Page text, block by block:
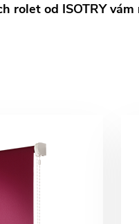
rolet od ISOTRY